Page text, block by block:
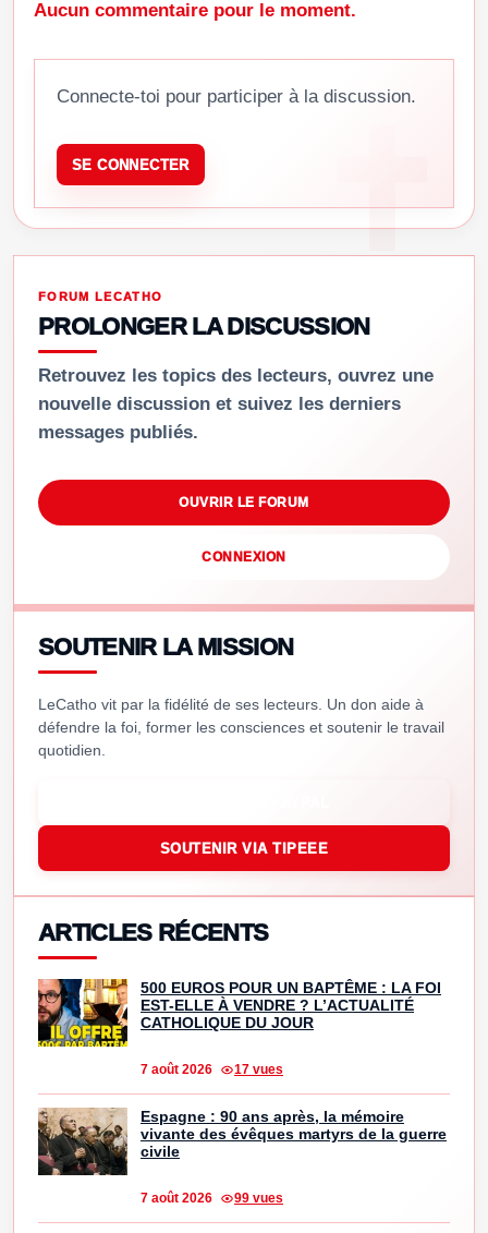
Aucun commentaire pour le moment.
Connecte-toi pour participer à la discussion.
SE CONNECTER
FORUM LECATHO
PROLONGER LA DISCUSSION
Retrouvez les topics des lecteurs, ouvrez une
nouvelle discussion et suivez les derniers
messages publiés.
OUVRIR LE FORUM
CONNEXION
SOUTENIR LA MISSION
LeCatho vit par la fidélité de ses lecteurs. Un don aide à
défendre la foi, former les consciences et soutenir le travail
quotidien.
SOUTENIR VIA TIPEEE
ARTICLES RÉCENTS
500 EUROS POUR UN BAPTÊME : LA FOI
EST-ELLE À VENDRE ? L’ACTUALITÉ
CATHOLIQUE DU JOUR
7 août 2026 17 vues
Espagne : 90 ans après, la mémoire
vivante des évêques martyrs de la guerre
civile
7 août 2026 99 vues